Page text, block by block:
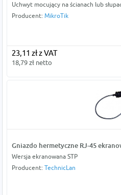
Uchwyt mocujący na ścianach lub
Producent: MikroTik
23,11 zł z VAT
18,79 zł netto
Gniazdo hermetyczne RJ-45
Wersja ekranowana STP
Producent: TechnicLan